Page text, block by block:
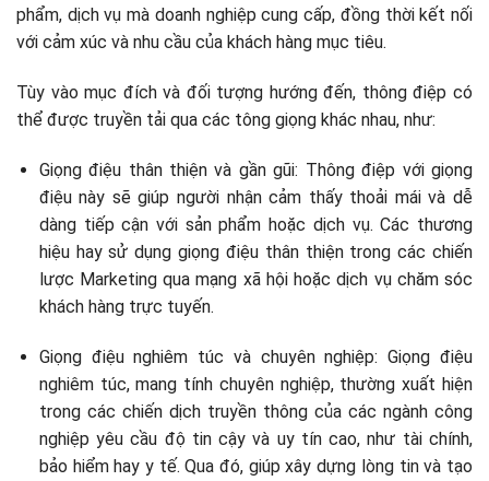
phẩm, dịch vụ mà doanh nghiệp cung cấp, đồng thời kết nối
với cảm xúc và nhu cầu của khách hàng mục tiêu.
Tùy vào mục đích và đối tượng hướng đến, thông điệp có
thể được truyền tải qua các tông giọng khác nhau, như:
Giọng điệu thân thiện và gần gũi: Thông điệp với giọng
điệu này sẽ giúp người nhận cảm thấy thoải mái và dễ
dàng tiếp cận với sản phẩm hoặc dịch vụ. Các thương
hiệu hay sử dụng giọng điệu thân thiện trong các chiến
lược Marketing qua mạng xã hội hoặc dịch vụ chăm sóc
khách hàng trực tuyến.
Giọng điệu nghiêm túc và chuyên nghiệp: Giọng điệu
nghiêm túc, mang tính chuyên nghiệp, thường xuất hiện
trong các chiến dịch truyền thông của các ngành công
nghiệp yêu cầu độ tin cậy và uy tín cao, như tài chính,
bảo hiểm hay y tế. Qua đó, giúp xây dựng lòng tin và tạo